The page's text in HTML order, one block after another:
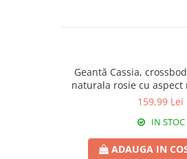
Geantă Cassia,
naturala rosie cu aspect
159,99 Lei
IN STOC
ADAUGA IN